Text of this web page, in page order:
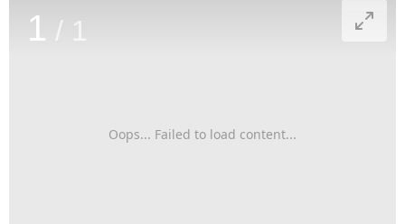
Oops... Failed to load content...
1 / 1